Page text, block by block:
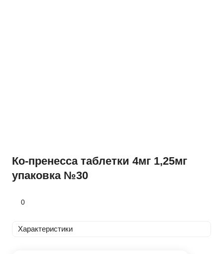
Ко-пренесса таблетки 4мг 1,25мг
упаковка №30
0
Характеристики